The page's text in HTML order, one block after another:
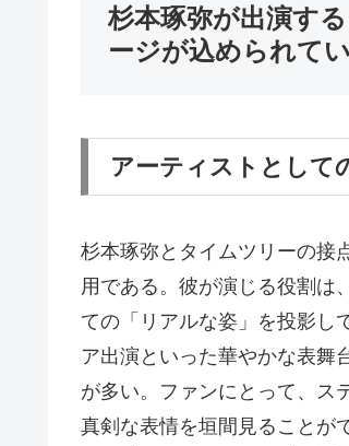
杉本琢弥が出演す
ージが込められて
アーティストとして
杉本琢弥とタイムツリーの接
用である。彼が演じる役割は
ての「リアルな姿」を投影し
ア出演といった華やかな表舞
が多い。ファンにとって、ス
真剣な表情を垣間見ることが